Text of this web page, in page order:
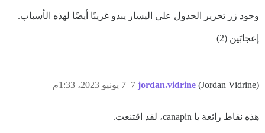
وجود زر تحرير الجدول على اليسار يبدو غريبًا أيضًا لهذه الأسباب.
إعجابَين (2)
jordan.vidrine (Jordan Vidrine) 7 يونيو 2023، 1:33م 7
هذه نقاط رائعة يا canapin، لقد اقتنعت.